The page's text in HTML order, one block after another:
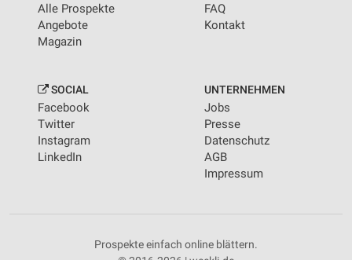
Alle Prospekte
Angebote
Magazin
FAQ
Kontakt
SOCIAL
Facebook
Twitter
Instagram
LinkedIn
UNTERNEHMEN
Jobs
Presse
Datenschutz
AGB
Impressum
Prospekte einfach online blättern.